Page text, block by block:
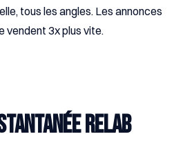
tous les angles. Les annonces
vendent 3x plus vite.
Relab